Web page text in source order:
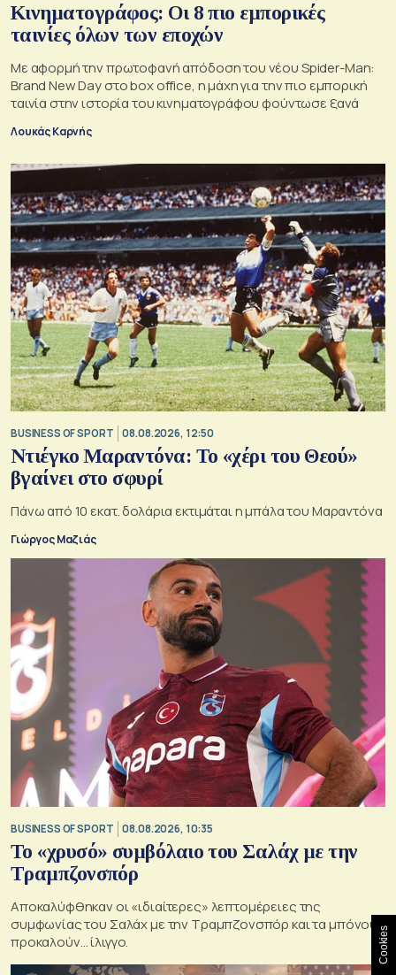
Κινηματογράφος: Οι 8 πιο εμπορικές
ταινίες όλων των εποχών
Με αφορμή την πρωτοφανή απόδοση του νέου Spider-Man:
Brand New Day στο box office, η μάχη για την πιο εμπορική
ταινία στην ιστορία του κινηματογράφου φούντωσε ξανά
Λουκάς Καρνής
BUSINESS OF SPORT 08.08.2026, 12:50
Ντιέγκο Μαραντόνα: Το «χέρι του Θεού»
βγαίνει στο σφυρί
Πάνω από 10 εκατ. δολάρια εκτιμάται η μπάλα του Μαραντόνα
Γιώργος Μαζιάς
BUSINESS OF SPORT 08.08.2026, 10:35
Το «χρυσό» συμβόλαιο του Σαλάχ με την
Τραμπζονσπόρ
Αποκαλύφθηκαν οι «ιδιαίτερες» λεπτομέρειες της
συμφωνίας του Σαλάχ με την Τραμπζονσπόρ και τα μπόνους
προκαλούν… ίλιγγο.
Cookies